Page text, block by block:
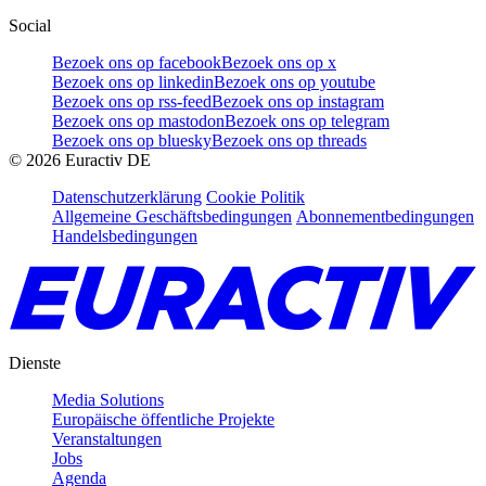
Social
Bezoek ons op facebookBezoek ons op x
Bezoek ons op linkedinBezoek ons op youtube
Bezoek ons op rss-feedBezoek ons op instagram
Bezoek ons op mastodonBezoek ons op telegram
Bezoek ons op blueskyBezoek ons op threads
© 2026 Euractiv DE
Datenschutzerklärung Cookie Politik
Allgemeine Geschäftsbedingungen Abonnementbedingungen
Handelsbedingungen
Dienste
Media Solutions
Europäische öffentliche Projekte
Veranstaltungen
Jobs
Agenda